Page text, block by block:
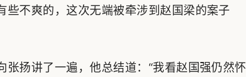
不爽的，这次无端被牵涉到赵国梁的案子
扬讲了一遍，他总结道：“我看赵国强仍然怀